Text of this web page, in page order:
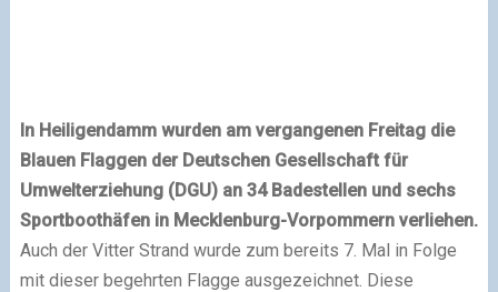
In Heiligendamm wurden am vergangenen Freitag die
Blauen Flaggen der Deutschen Gesellschaft für
Umwelterziehung (DGU) an 34 Badestellen und sechs
Sportboothäfen in Mecklenburg-Vorpommern verliehen.
Auch der Vitter Strand wurde zum bereits 7. Mal in Folge
mit dieser begehrten Flagge ausgezeichnet. Diese